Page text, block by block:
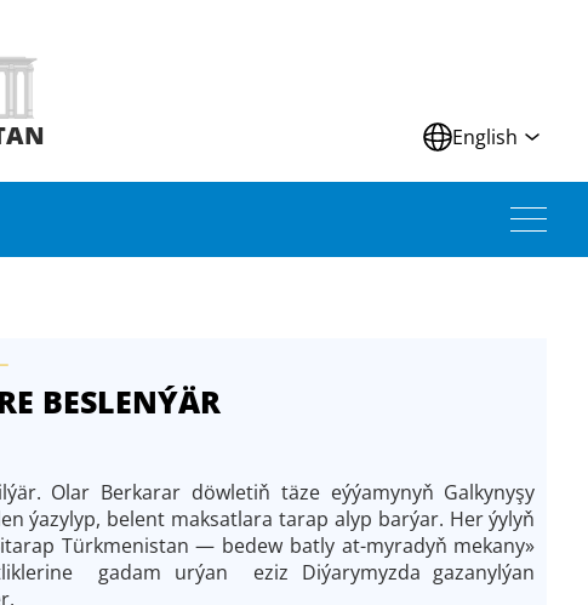
English
BESLENÝÄR
Olar Berkarar döwletiň täze eýýamynyň Galkynyşy
ýazylyp, belent maksatlara tarap alyp barýar. Her ýylyň
Türkmenistan — bedew batly at-myradyň mekany»
gadam urýan eziz Diýarymyzda gazanylýan